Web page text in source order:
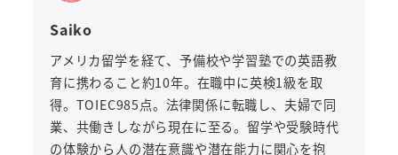
Saiko
アメリカ留学を経て、予備校や学習塾での英語教
育に携わること約10年。在職中に英検1級を取
得。TOIEC985点。法律関係に転職し、夫婦で同
業、共働きしながら現在に至る。留学や受験時代
の体験から人の潜在意識や潜在能力に関心を抱